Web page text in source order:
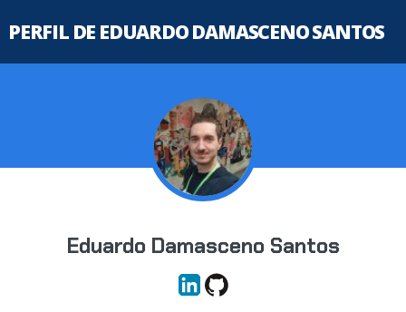
PERFIL DE EDUARDO DAMASCENO SANTOS
Eduardo Damasceno Santos